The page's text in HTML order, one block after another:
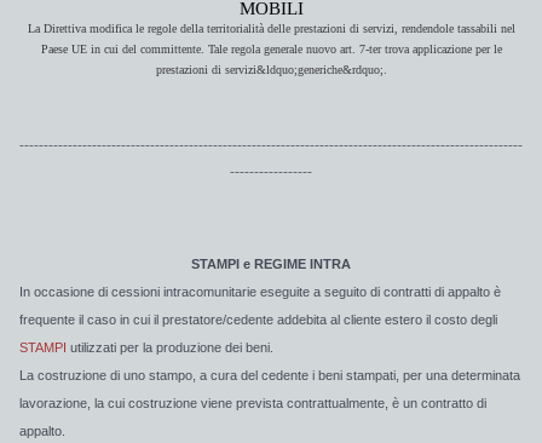
MOBILI
La Direttiva modifica le regole della territorialità delle prestazioni di servizi, rendendole tassabili nel
Paese UE in cui del committente. Tale regola generale nuovo art. 7-ter trova applicazione per le
prestazioni di servizi&ldquo;generiche&rdquo;.
--------------------------------------------------------------------------------------------------------
-----------------
STAMPI e REGIME INTRA
In occasione di cessioni intracomunitarie eseguite a seguito di contratti di appalto è
frequente il caso in cui il prestatore/cedente addebita al cliente estero il costo degli
STAMPI utilizzati per la produzione dei beni.
La costruzione di uno stampo, a cura del cedente i beni stampati, per una determinata
lavorazione, la cui costruzione viene prevista contrattualmente, è un contratto di
appalto.